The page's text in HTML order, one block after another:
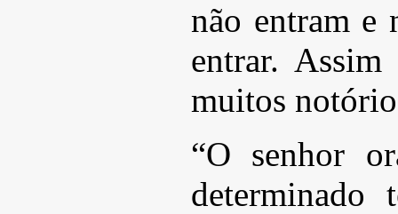
não entram e
entrar.
muitos
“O senhor